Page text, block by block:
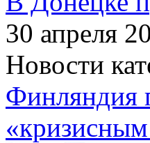
30 апреля
Новости
Финляндия
«кризисным